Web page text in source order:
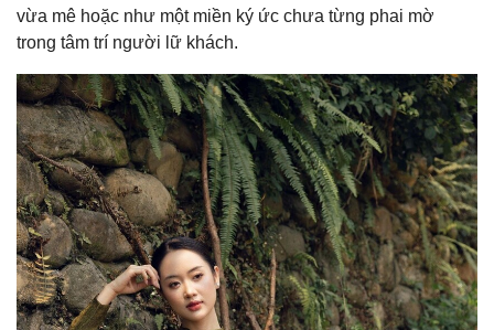
vừa mê hoặc như một miền ký ức chưa từng phai mờ
trong tâm trí người lữ khách.